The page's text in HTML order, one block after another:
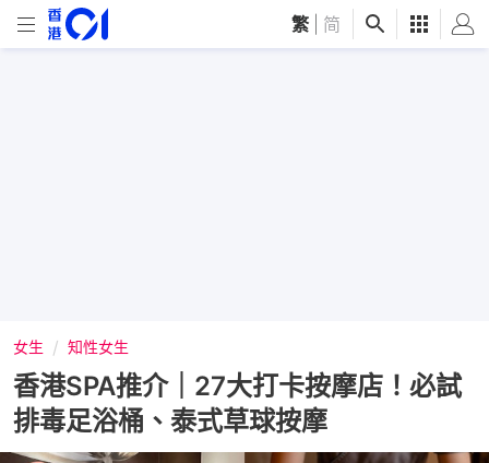
繁 简
女生 知性女生
香港SPA推介｜27大打卡按摩店！必試
排毒足浴桶、泰式草球按摩